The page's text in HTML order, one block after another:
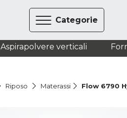
Categorie
Aspirapolvere verticali
Riposo Materassi Flow 6790